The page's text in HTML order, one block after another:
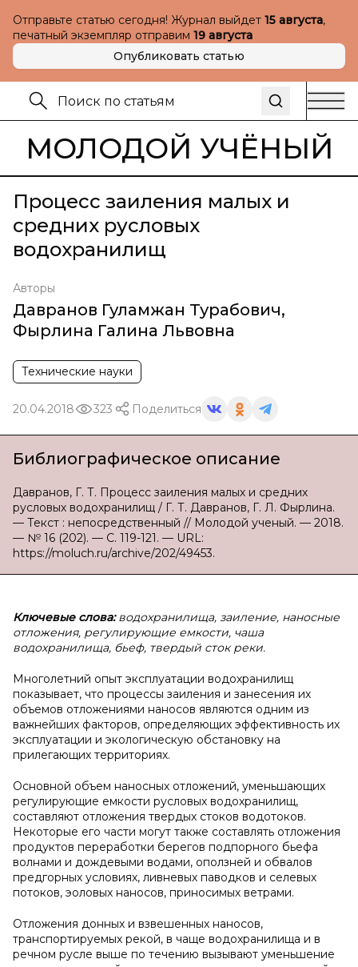
Отправьте статью сегодня! Журнал выйдет 15 августа,
печатный экземпляр отправим 19 августа
Опубликовать статью
МОЛОДОЙ УЧЁНЫЙ
Процесс заиления малых и
средних русловых
водохранилищ
Авторы
Давранов Гуламжан Турабович,
Фырлина Галина Львовна
Технические науки
20.04.2018 323 Поделиться
Библиографическое описание
Давранов, Г. Т. Процесс заиления малых и средних
русловых водохранилищ / Г. Т. Давранов, Г. Л. Фырлина.
— Текст : непосредственный // Молодой ученый. — 2018.
— № 16 (202). — С. 119-121. — URL:
https://moluch.ru/archive/202/49453.
Ключевые слова:водохранилища, заиление, наносные
отложения, регулирующие емкости, чаша
водохранилища, бьеф, твердый сток реки.
Многолетний опыт эксплуатации водохранилищ
показывает, что процессы заиления и занесения их
объемов отложениями наносов являются одним из
важнейших факторов, определяющих эффективность их
эксплуатации и экологическую обстановку на
прилегающих территориях.
Основной объем наносных отложений, уменьшающих
регулирующие емкости русловых водохранилищ,
составляют отложения твердых стоков водотоков.
Некоторые его части могут также составлять отложения
продуктов переработки берегов подпорного бьефа
волнами и дождевыми водами, оползней и обвалов
предгорных условиях, ливневых паводков и селевых
потоков, эоловых наносов, приносимых ветрами.
Отложения донных и взвешенных наносов,
транспортируемых рекой, в чаще водохранилища и в
речном русле выше по течению вызывают уменьшение